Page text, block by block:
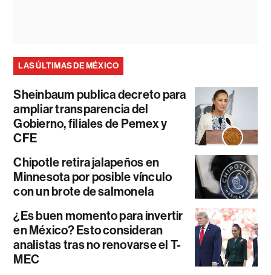
LAS ÚLTIMAS DE MÉXICO
Sheinbaum publica decreto para
ampliar transparencia del
Gobierno, filiales de Pemex y
CFE
Chipotle retira jalapeños en
Minnesota por posible vínculo
con un brote de salmonela
¿Es buen momento para invertir
en México? Esto consideran
analistas tras no renovarse el T-
MEC